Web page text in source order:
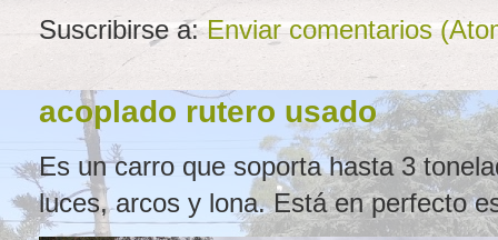
Suscribirse a:Enviar comentarios
acoplado rutero usado
Es un carro que soporta hasta 3
luces, arcos y lona. Está en perfecto